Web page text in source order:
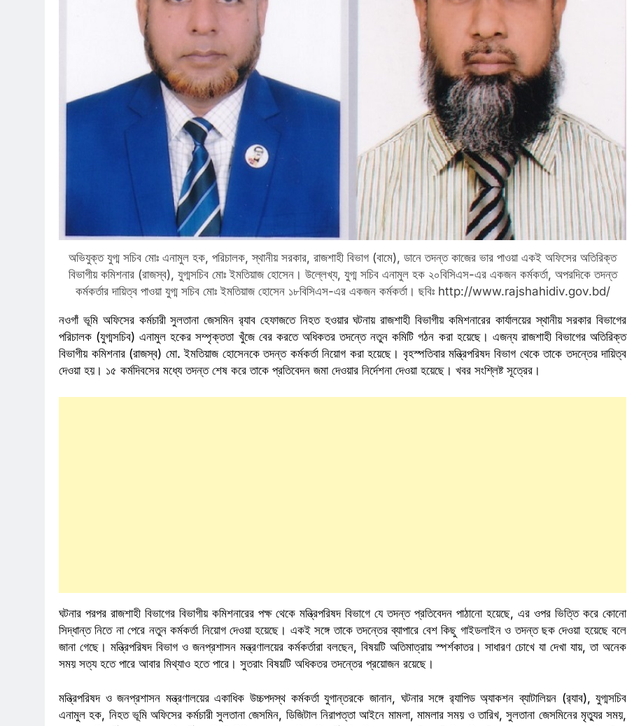
অভিযুক্ত যুগ্ম সচিব মোঃ এনামুল হক, পরিচালক, স্থানীয় সরকার, রাজশাহী বিভাগ (বামে), ডানে তদন্ত কাজের ভার পাওয়া একই অফিসের অতিরিক্ত
বিভাগীয় কমিশনার (রাজস্ব), যুগ্মসচিব মোঃ ইমতিয়াজ হোসেন। উল্লেখ্য, যুগ্ম সচিব এনামুল হক ২০বিসিএস-এর একজন কর্মকর্তা, অপরদিকে তদন্ত
কর্মকর্তার দায়িত্ব পাওয়া যুগ্ম সচিব মোঃ ইমতিয়াজ হোসেন ১৮বিসিএস-এর একজন কর্মকর্তা। ছবিঃ http://www.rajshahidiv.gov.bd/
নওগাঁ ভূমি অফিসের কর্মচারী সুলতানা জেসমিন র‌্যাব হেফাজতে নিহত হওয়ার ঘটনায় রাজশাহী বিভাগীয় কমিশনারের কার্যালয়ের স্থানীয় সরকার বিভাগের
পরিচালক (যুগ্মসচিব) এনামুল হকের সম্পৃক্ততা খুঁজে বের করতে অধিকতর তদন্তে নতুন কমিটি গঠন করা হয়েছে। এজন্য রাজশাহী বিভাগের অতিরিক্ত
বিভাগীয় কমিশনার (রাজস্ব) মো. ইমতিয়াজ হোসেনকে তদন্ত কর্মকর্তা নিয়োগ করা হয়েছে। বৃহস্পতিবার মন্ত্রিপরিষদ বিভাগ থেকে তাকে তদন্তের দায়িত্ব
দেওয়া হয়। ১৫ কর্মদিবসের মধ্যে তদন্ত শেষ করে তাকে প্রতিবেদন জমা দেওয়ার নির্দেশনা দেওয়া হয়েছে। খবর সংশ্লিষ্ট সূত্রের।
ঘটনার পরপর রাজশাহী বিভাগের বিভাগীয় কমিশনারের পক্ষ থেকে মন্ত্রিপরিষদ বিভাগে যে তদন্ত প্রতিবেদন পাঠানো হয়েছে, এর ওপর ভিত্তি করে কোনো
সিদ্ধান্ত নিতে না পেরে নতুন কর্মকর্তা নিয়োগ দেওয়া হয়েছে। একই সঙ্গে তাকে তদন্তের ব্যাপারে বেশ কিছু গাইডলাইন ও তদন্ত ছক দেওয়া হয়েছে বলে
জানা গেছে। মন্ত্রিপরিষদ বিভাগ ও জনপ্রশাসন মন্ত্রণালয়ের কর্মকর্তারা বলছেন, বিষয়টি অতিমাত্রায় স্পর্শকাতর। সাধারণ চোখে যা দেখা যায়, তা অনেক
সময় সত্য হতে পারে আবার মিথ্যাও হতে পারে। সুতরাং বিষয়টি অধিকতর তদন্তের প্রয়োজন রয়েছে।
মন্ত্রিপরিষদ ও জনপ্রশাসন মন্ত্রণালয়ের একাধিক উচ্চপদস্থ কর্মকর্তা যুগান্তরকে জানান, ঘটনার সঙ্গে র‌্যাপিড অ্যাকশন ব্যাটালিয়ন (র‌্যাব), যুগ্মসচিব
এনামুল হক, নিহত ভূমি অফিসের কর্মচারী সুলতানা জেসমিন, ডিজিটাল নিরাপত্তা আইনে মামলা, মামলার সময় ও তারিখ, সুলতানা জেসমিনের মৃত্যুর সময়,